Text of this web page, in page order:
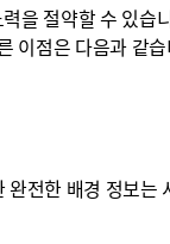
을 절약할 수 있습
이점은 다음과 같
전한 배경 정보는